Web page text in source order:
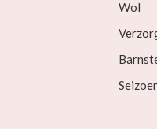
Wol